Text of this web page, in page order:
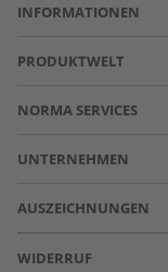
INFORMATIONEN
PRODUKTWELT
NORMA SERVICES
UNTERNEHMEN
AUSZEICHNUNGEN
WIDERRUF